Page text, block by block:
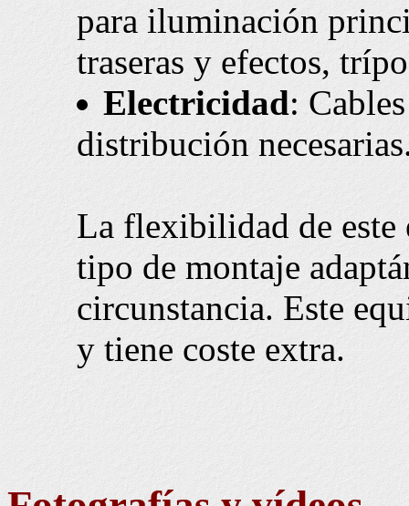
para iluminación
traseras y efectos,
Electricidad:
distribución
La flexibilidad de este
tipo de montaje
circunstancia. Este
y tiene coste extra.